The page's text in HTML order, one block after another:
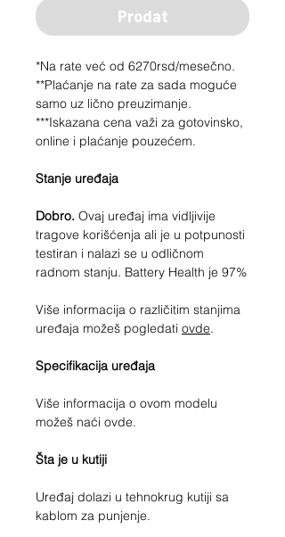
Prodat
*Na rate već od 6270rsd/mesečno.
**Plaćanje na rate za sada moguće
samo uz lično preuzimanje.
***Iskazana cena važi za gotovinsko,
online i plaćanje pouzećem.
Stanje uređaja
Dobro. Ovaj uređaj ima vidljivije
tragove korišćenja ali je u potpunosti
testiran i nalazi se u odličnom
radnom stanju. Battery Health je 97%
Više informacija o različitim stanjima
uređaja možeš pogledati ovde.
Specifikacija uređaja
Više informacija o ovom modelu
možeš naći ovde.
Šta je u kutiji
Uređaj dolazi u tehnokrug kutiji sa
kablom za punjenje.